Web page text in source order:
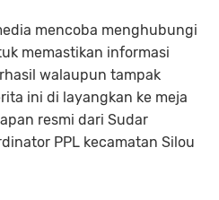
mencoba menghubungi
memastikan informasi
walaupun tampak
ini di layangkan ke meja
resmi dari Sudar
PPL kecamatan Silou